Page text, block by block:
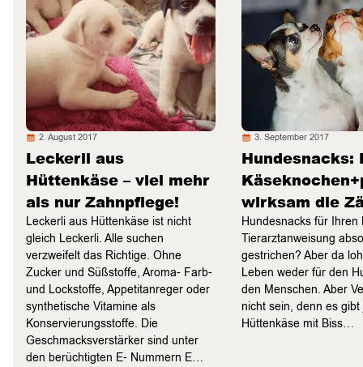
2. August 2017
Leckerli aus
Hüttenkäse – viel mehr
als nur Zahnpflege!
Leckerli aus Hüttenkäse ist nicht
gleich Leckerli. Alle suchen
verzweifelt das Richtige. Ohne
Zucker und Süßstoffe, Aroma- Farb-
und Lockstoffe, Appetitanreger oder
synthetische Vitamine als
Konservierungsstoffe. Die
Geschmacksverstärker sind unter
den berüchtigten E- Nummern E…
3. September 2017
Hundesnacks:
wirksam die
Hundesnacks für Ihren
Tierarztanweisung
gestrichen? Aber da
Leben weder für den
den Menschen. Aber
nicht sein, denn es gibt
Hüttenkäse mit Biss…